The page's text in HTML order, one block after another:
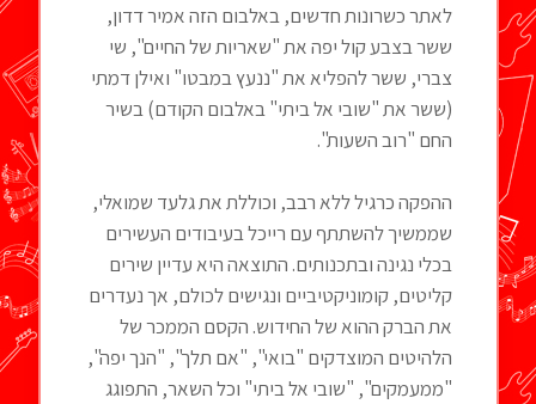
לאתר כשרונות חדשים, באלבום הזה אמיר דדון,
ששר בצבע קול יפה את "שאריות של החיים", שי
צברי, ששר להפליא את "ננעץ במבטו" ואילן דמתי
(ששר את "שובי אל ביתי" באלבום הקודם) בשיר
החם "רוב השעות".
ההפקה כרגיל ללא רבב, וכוללת את גלעד שמואלי,
שממשיך להשתתף עם רייכל בעיבודים העשירים
בכלי נגינה ובתכנותים. התוצאה היא עדיין שירים
קליטים, קומוניקטיביים ונגישים לכולם, אך נעדרים
את הברק ההוא של החידוש. הקסם הממכר של
הלהיטים המוצדקים "בואי", "אם תלך", "הנך יפה",
"ממעמקים", "שובי אל ביתי" וכל השאר, התפוגג